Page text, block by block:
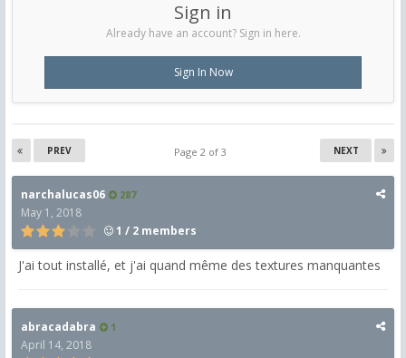
Sign in
Already have an account? Sign in here.
Sign In Now
PREV NEXT
Page 2 of 3
narchalucas06 287
May 1, 2018
1 / 2 members
J'ai tout installé, et j'ai quand même des textures manquantes
abracadabra 1
April 14, 2018